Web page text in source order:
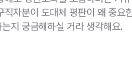
직자분이 도대체 평판이 왜 중요
지 궁금해하실 거라 생각해요.